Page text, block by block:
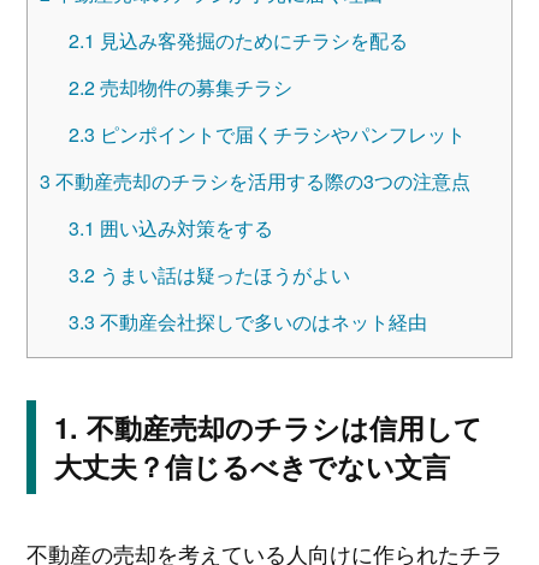
2.1 見込み客発掘のためにチラシを配る
2.2売却物件の募集チラシ
2.3 ピンポイントで届くチラシやパンフレット
3 不動産売却のチラシを活用する際の3つの注意点
3.1 囲い込み対策をする
3.2うまい話は疑ったほうがよい
3.3 不動産会社探しで多いのはネット経由
不動産売却のチラシは信用して
大丈夫？信じるべきでない文言
不動産の売却を考えている人向けに作られたチラ